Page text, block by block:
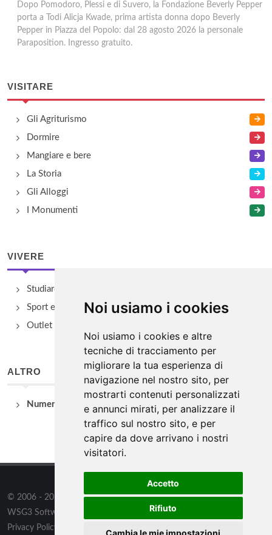
Noi usiamo i cookies
Noi usiamo i cookies e altre
tecniche di tracciamento per
migliorare la tua esperienza di
navigazione nel nostro sito, per
mostrarti contenuti personalizzati
e annunci mirati, per analizzare il
traffico sul nostro sito, e per
capire da dove arrivano i nostri
visitatori.
Accetto
Rifiuto
Cambia le mie impostazioni
Dopo Pomodoro, Plessi e di Suvero, la Fondazione Beverly Pepper
porta a Todi Alicja Kwade, prima artista donna dopo Beverly
Pepper in Piazza del Popolo: dal 28 agosto 2026 la personale
Paraposition. Ingresso gratuito.
VISITARE
Gli Agriturismo
Dormire
Mangiare e bere
La Storia
Gli Alloggi
I Monumenti
VIVERE
Studiare
Sport e Benessere
Outlet e spacci aziendali
ALTRO
Numeri Utili
© 2006 - 2026 WSG3 STUDIOtutti i diritti riservati. Powered by
WSG3 Software
Privacy Policy
Preferenze sui Cookies